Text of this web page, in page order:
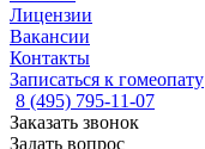
Лицензии
Вакансии
Контакты
Записаться к гомеопату
8 (495) 795-11-07
Заказать звонок
Задать вопрос